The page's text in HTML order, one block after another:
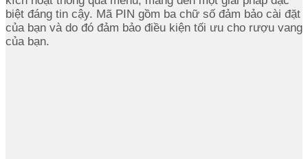
biệt đáng tin cậy. Mã PIN gồm ba chữ số đảm bảo cài đặt
của bạn và do đó đảm bảo điều kiện tối ưu cho rượu vang
của bạn.